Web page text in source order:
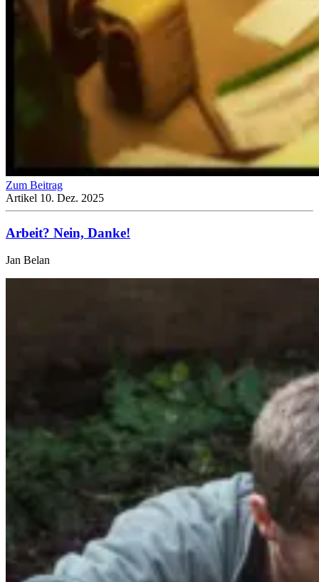
Zum Beitrag
Artikel 10. Dez. 2025
Arbeit? Nein, Danke!
Jan Belan